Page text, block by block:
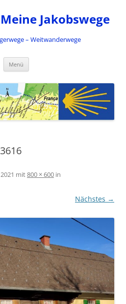
Jakobswege
– Weitwanderwege
Menü
mit800 × 600 in
Nächstes →